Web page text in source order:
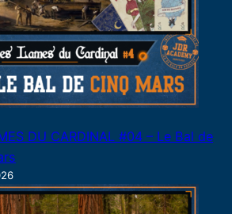
DU CARDINAL #04 – Le Bal de